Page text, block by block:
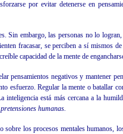
por evitar detenerse en
Sin embargo, las personas no lo
fracasar, se perciben a sí mismos
capacidad de la mente de
pensamientos negativos y mantener
esfuerzo. Regular la mente o batallar
está más cercana a la
humanas.
los procesos mentales humanos,